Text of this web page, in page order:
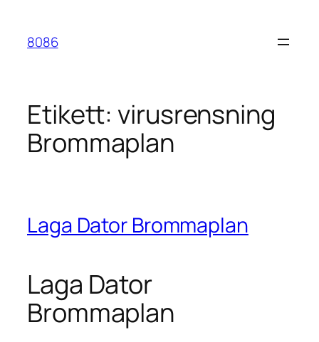
innehåll
8086
Etikett: virusrensning
Brommaplan
Laga Dator Brommaplan
Laga Dator
Brommaplan